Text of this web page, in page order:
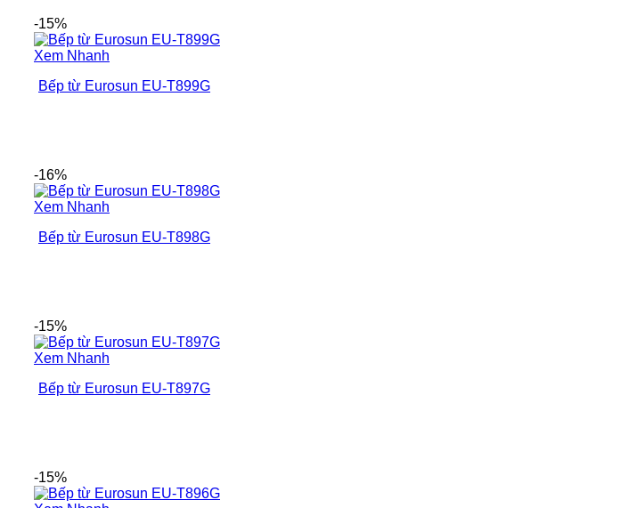
-15%
Xem Nhanh
Bếp từ Eurosun EU-T899G
-16%
Xem Nhanh
Bếp từ Eurosun EU-T898G
-15%
Xem Nhanh
Bếp từ Eurosun EU-T897G
-15%